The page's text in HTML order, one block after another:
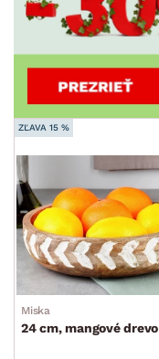
ZĽAVA 15 %
Miska
24 cm, mangové drevo